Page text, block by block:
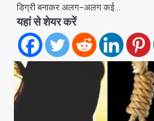
डिग्री बनाकर अलग-अलग कई…
यहां से शेयर करें
2
मिसाल,
आरडब्ल्यूए
Avinash
तुर्की और
जानें इसके
Avinash